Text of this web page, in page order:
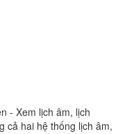
- Xem lịch âm, lịch
cả hai hệ thống lịch âm,